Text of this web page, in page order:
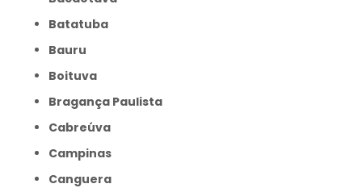
Batatuba
Bauru
Boituva
Bragança Paulista
Cabreúva
Campinas
Canguera